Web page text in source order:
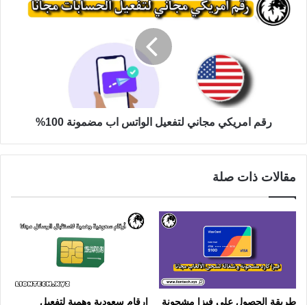
رقم امريكي مجاني لتفعيل الواتس اب مضمونة 100%
مقالات ذات صلة
طريقة الحصول على فيزا مشحونة
ارقام سعودية وهمية لتفعيل